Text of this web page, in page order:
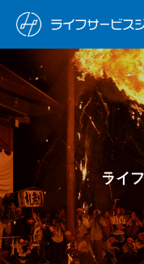
ライフ サ